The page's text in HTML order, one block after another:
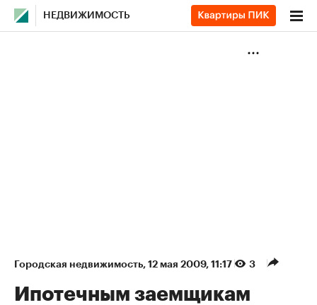
НЕДВИЖИМОСТЬ
Городская недвижимость⁠, 12 мая 2009, 11:17 3
Ипотечным заемщикам